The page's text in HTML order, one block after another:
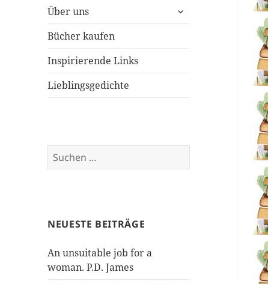
Über uns
untermenü
Bücher kaufen
Inspirierende Links
Lieblingsgedichte
Suchen
nach:
NEUESTE BEITRÄGE
An unsuitable job for a
woman. P.D. James